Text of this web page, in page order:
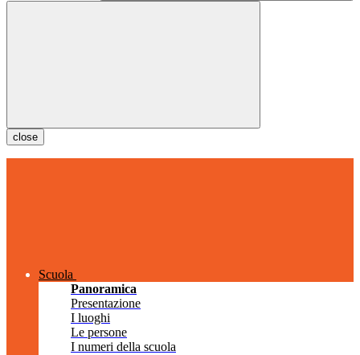
close
Scuola
Panoramica
Presentazione
I luoghi
Le persone
I numeri della scuola